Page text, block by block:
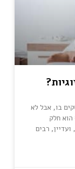
בו, אבל לא
הוא חלק
רבים